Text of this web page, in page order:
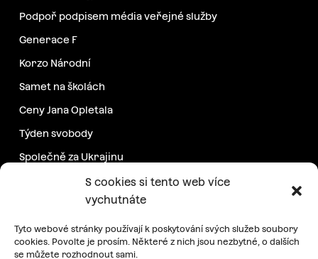
S cookies si tento web více
vychutnáte
Tyto webové stránky používají k poskytování svých služeb soubory
cookies. Povolte je prosím. Některé z nich jsou nezbytné, o dalších
se můžete rozhodnout sami.
Podpoř podpisem média veřejné služby
Generace F
Korzo Národní
Samet na školách
Ceny Jana Opletala
Týden svobody
Společně za Ukrajinu
Další projekty
Podpořte nás